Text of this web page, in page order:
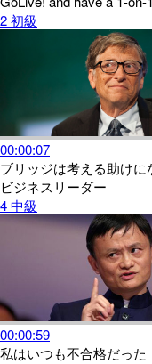
2初級
00:00:07
ブリッジは考える助けに
ビジネスリーダー
4中級
00:00:59
私はいつも不合格だった